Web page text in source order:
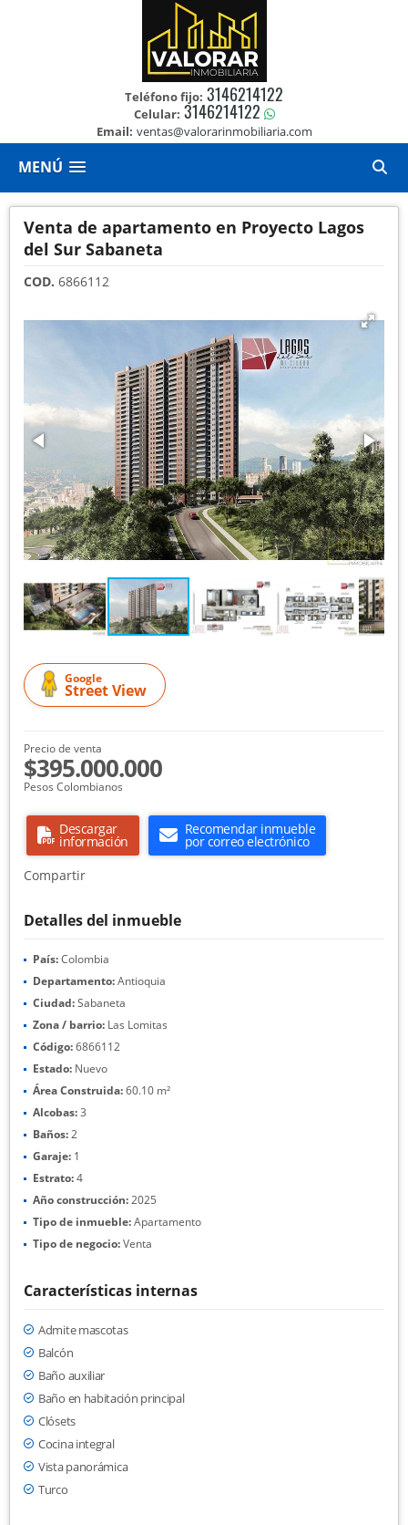
Teléfono fijo: 3146214122
Celular: 3146214122
Email: ventas@valorarinmobiliaria.com
MENÚ
Venta de apartamento en Proyecto Lagos
del Sur Sabaneta
COD. 6866112
Google
Street View
Precio de venta
$395.000.000
Pesos Colombianos
Descargar
información
Recomendar inmueble
por correo electrónico
Compartir
Detalles del inmueble
País:Colombia
Departamento:Antioquia
Ciudad:Sabaneta
Zona / barrio: Las Lomitas
Código:6866112
Estado: Nuevo
Área Construida:60.10 m²
Alcobas:3
Baños:2
Garaje: 1
Estrato:4
Año construcción:2025
Tipo de inmueble:Apartamento
Tipo de negocio:Venta
Características internas
Admite mascotas
Balcón
Baño auxiliar
Baño en habitación principal
Clósets
Cocina integral
Vista panorámica
Turco